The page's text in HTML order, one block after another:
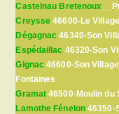
Castelnau Bretenoux
Creysse 46600-Le
Dégagnac 46340-Son
Espédaillac 46320-Son
Gignac 46600-Son
Fontaines
Gramat 46500-Moulin du
Lamothe Fénelon46350-